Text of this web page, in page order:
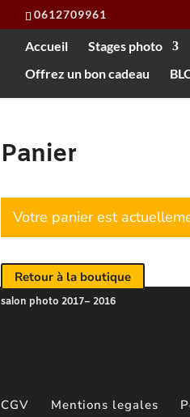
0612709961
Accueil Stages photo
Offrez un bon cadeau
Panier
Votre panier est
Retour à la boutique
salon photo 2017– 2016
CGV Mentions legales